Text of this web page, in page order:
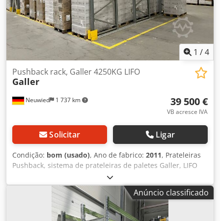
1 /4
Neuwied 1 737 km
Pushback rack, Galler 4250KG LIFO
Galler
39 500 €
VB acresce IVA
Solicitar Ligar
Condição: bom (usado), Ano de fabrico: 2011, Prateleiras
Pushback, sistema de prateleiras de paletes Galler, LIFO
Com o método LIFO, os últimos produtos a serem
armazenados são os primeiros a serem recuperados.
Especificações técnicas: Fabricante: Galler Tipo: Pushback
rack Estado: usado, bom Espaço no solo: 282 m2 Altura:
3,10 m Comprimento: 47 LFM Profundidade da prateleira:
Anúncio classificado